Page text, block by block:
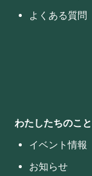
よくある質問
わたしたちのこと
イベント情報
お知らせ